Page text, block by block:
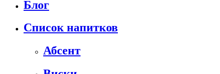
Блог
Список напитков
Абсент